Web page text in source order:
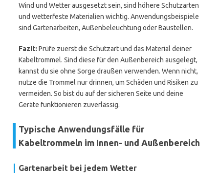
Wind und Wetter ausgesetzt sein, sind höhere Schutzarten
und wetterfeste Materialien wichtig. Anwendungsbeispiele
sind Gartenarbeiten, Außenbeleuchtung oder Baustellen.
Fazit: Prüfe zuerst die Schutzart und das Material deiner
Kabeltrommel. Sind diese für den Außenbereich ausgelegt,
kannst du sie ohne Sorge draußen verwenden. Wenn nicht,
nutze die Trommel nur drinnen, um Schäden und Risiken zu
vermeiden. So bist du auf der sicheren Seite und deine
Geräte funktionieren zuverlässig.
Typische Anwendungsfälle für
Kabeltrommeln im Innen- und Außenbereich
Gartenarbeit bei jedem Wetter